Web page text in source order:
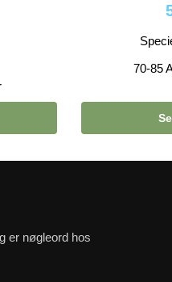
70-85
er nøgleord hos